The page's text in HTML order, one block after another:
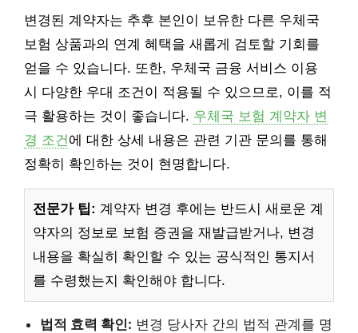
변경된 계약자는 추후 본인이 보유한 다른 우체국
보험 상품과의 연계 혜택을 새롭게 검토할 기회를
얻을 수 있습니다. 또한, 우체국 금융 서비스 이용
시 다양한 우대 조건이 적용될 수 있으므로, 이를 적
극 활용하는 것이 좋습니다. 우체국 보험 계약자 변
경 조건에 대한 상세 내용은 관련 기관 문의를 통해
정확히 확인하는 것이 현명합니다.
전문가 팁: 계약자 변경 후에는 반드시 새로운 계
약자의 정보로 보험 증권을 재발급받거나, 변경
내용을 확실히 확인할 수 있는 공식적인 통지서
를 수령했는지 확인해야 합니다.
법적 효력 확인: 변경 당사자 간의 법적 관계를 명